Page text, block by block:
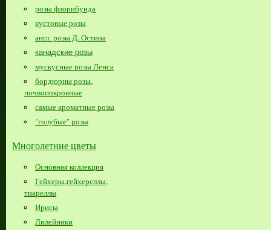
розы флорибунда
кустовые розы
англ. розы Д. Остина
канадские розы
мускусные розы Ленса
бордюрны розы,
почвопокровные
самые ароматные розы
"голубые" розы
Многолетние цветы
Основная коллекция
Гейхеры,гейхереллы,
тиареллы
Ирисы
Лилейники